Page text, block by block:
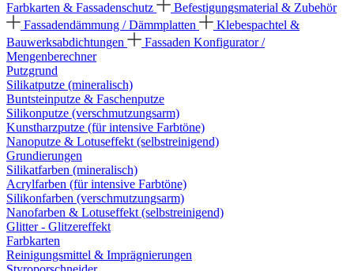
Farbkarten & Fassadenschutz
Befestigungsmaterial & Zubehör
Fassadendämmung / Dämmplatten
Klebespachtel &
Bauwerksabdichtungen
Fassaden Konfigurator /
Mengenberechner
Putzgrund
Silikatputze (mineralisch)
Buntsteinputze & Faschenputze
Silikonputze (verschmutzungsarm)
Kunstharzputze (für intensive Farbtöne)
Nanoputze & Lotuseffekt (selbstreinigend)
Grundierungen
Silikatfarben (mineralisch)
Acrylfarben (für intensive Farbtöne)
Silikonfarben (verschmutzungsarm)
Nanofarben & Lotuseffekt (selbstreinigend)
Glitter - Glitzereffekt
Farbkarten
Reinigungsmittel & Imprägnierungen